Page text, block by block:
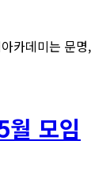
카데미는 문명,
모임